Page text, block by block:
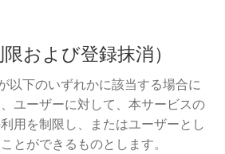
および登録抹消）
以下のいずれかに該当する場合に
ユーザーに対して、本サービスの
用を制限し、またはユーザーとし
とができるものとします。